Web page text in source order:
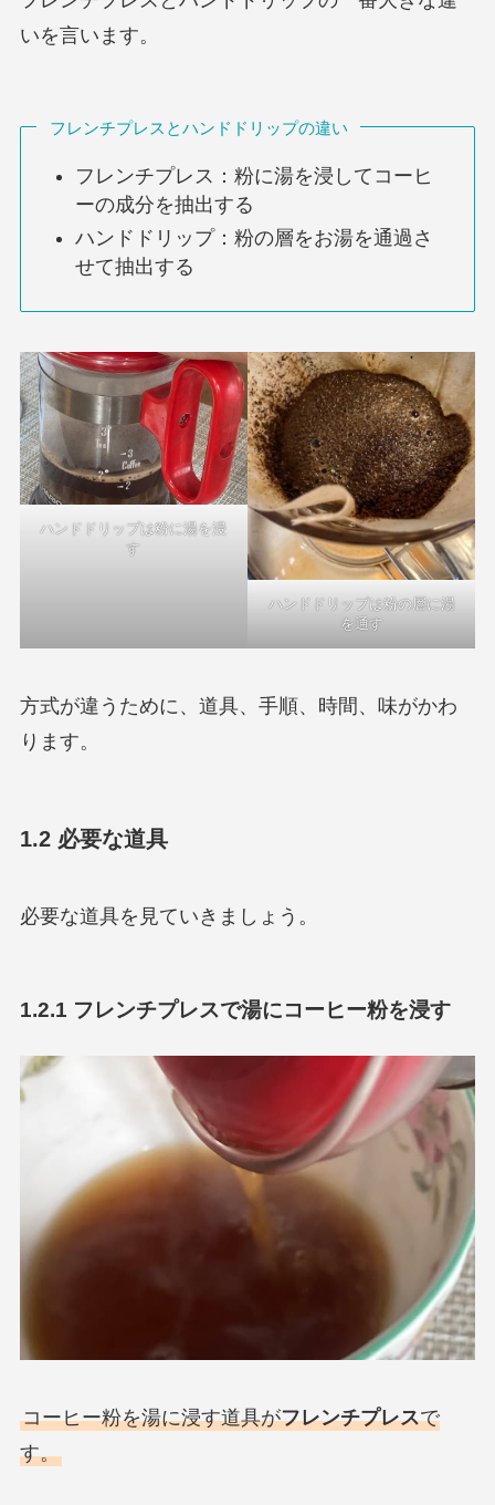
いを言います。
フレンチプレスとハンドドリップの違い
フレンチプレス：粉に湯を浸してコーヒ
ーの成分を抽出する
ハンドドリップ：粉の層をお湯を通過さ
せて抽出する
ハンドドリップは粉に湯を浸
す
ハンドドリップは粉の層に湯
を通す
方式が違うために、道具、手順、時間、味がかわ
ります。
1.2 必要な道具
必要な道具を見ていきましょう。
1.2.1 フレンチプレスで湯にコーヒー粉を浸す
コーヒー粉を湯に浸す道具がフレンチプレスで
す。